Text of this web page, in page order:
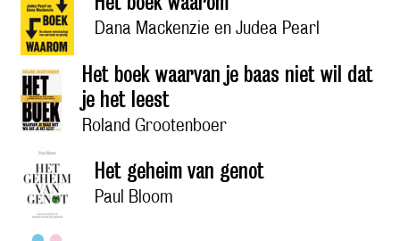
Dana Mackenzie en Judea Pearl
Het boek waarvan je baas niet wil dat
je het leest
Roland Grootenboer
Het geheim van genot
Paul Bloom